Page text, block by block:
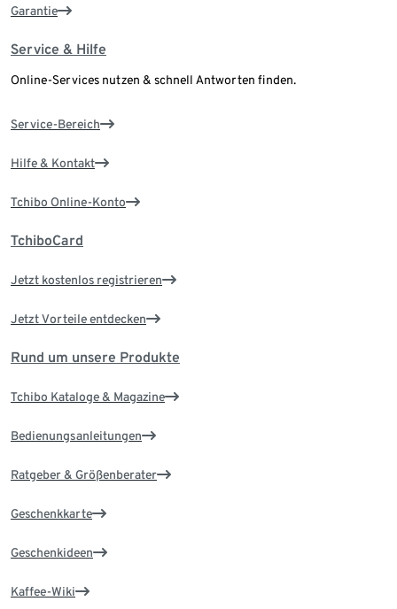
Garantie
Service & Hilfe
Online-Services nutzen & schnell Antworten finden.
Service-Bereich
Hilfe & Kontakt
Tchibo Online-Konto
TchiboCard
Jetzt kostenlos registrieren
Jetzt Vorteile entdecken
Rund um unsere Produkte
Tchibo Kataloge & Magazine
Bedienungsanleitungen
Ratgeber & Größenberater
Geschenkkarte
Geschenkideen
Kaffee-Wiki